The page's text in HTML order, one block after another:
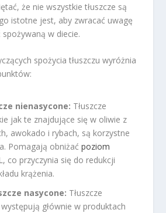
że nie wszystkie tłuszcze są
istotne jest, aby zwracać uwagę
w diecie.
spożycia tłuszczu wyróżnia
nienasycone: Tłuszcze
jak te znajdujące się w oliwie z
awokado i rybach, są korzystne
Pomagają obniżaćpoziom
co przyczynia się do redukcji
krążenia.
nasycone: Tłuszcze
głównie w produktach